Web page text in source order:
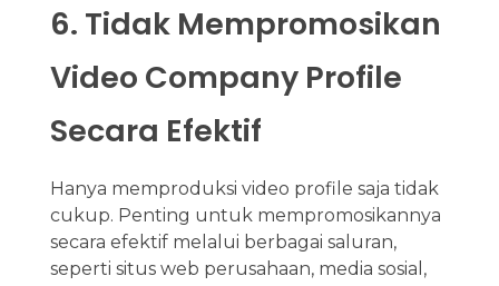
6. Tidak Mempromosikan
Video Company Profile
Secara Efektif
Hanya memproduksi video profile saja tidak
cukup. Penting untuk mempromosikannya
secara efektif melalui berbagai saluran,
seperti situs web perusahaan, media sosial,